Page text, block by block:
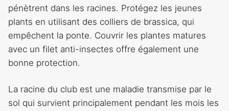
pénètrent dans les racines. Protégez les jeunes
plants en utilisant des colliers de brassica, qui
empêchent la ponte. Couvrir les plantes matures
avec un filet anti-insectes offre également une
bonne protection.
La racine du club est une maladie transmise par le
sol qui survient principalement pendant les mois les